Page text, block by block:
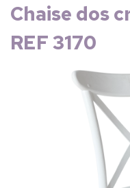
Chaise dos
REF 3170